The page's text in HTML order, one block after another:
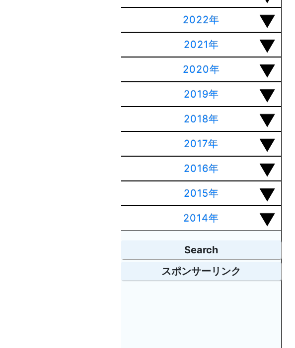
2022年
2021年
2020年
2019年
2018年
2017年
2016年
2015年
2014年
Search
スポンサーリンク